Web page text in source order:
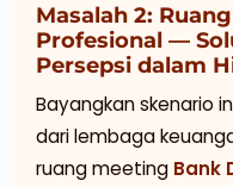
Masalah 2:
Profesional —
Persepsi dalam
Bayangkan skenario
dari lembaga
ruang meeting Bank